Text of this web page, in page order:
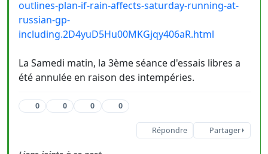
outlines-plan-if-rain-affects-saturday-running-at-
russian-gp-
including.2D4yuD5Hu00MKGjqy406aR.html
La Samedi matin, la 3ème séance d'essais libres a
été annulée en raison des intempéries.
0 0 0 0
Répondre Partager